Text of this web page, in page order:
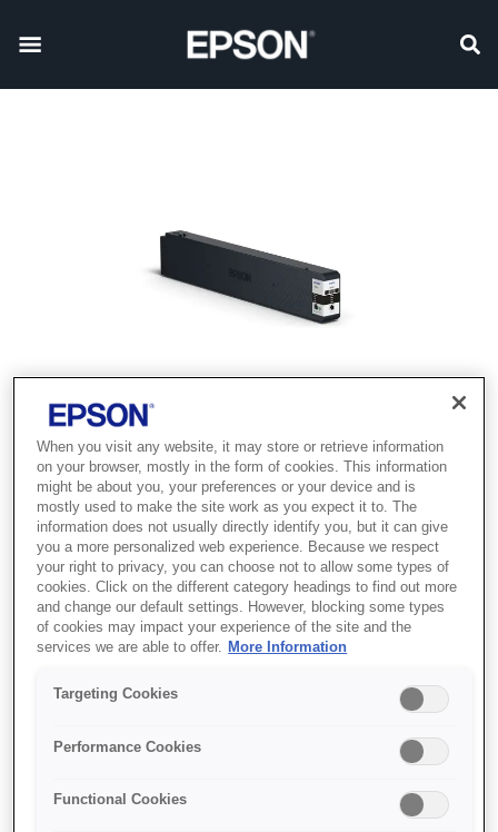
SKU : C13T887100
WF-C17590 Black Ink
When you visit any website, it may store or retrieve information
on your browser, mostly in the form of cookies. This information
might be about you, your preferences or your device and is
mostly used to make the site work as you expect it to. The
information does not usually directly identify you, but it can give
you a more personalized web experience. Because we respect
your right to privacy, you can choose not to allow some types of
cookies. Click on the different category headings to find out more
and change our default settings. However, blocking some types
of cookies may impact your experience of the site and the
services we are able to offer.
More Information
Targeting Cookies
Performance Cookies
Functional Cookies